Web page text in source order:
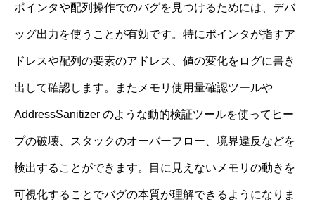
ポインタや配列操作でのバグを見つけるためには、デバ
ッグ出力を使うことが有効です。特にポインタが指すア
ドレスや配列の要素のアドレス、値の変化をログに書き
出して確認します。またメモリ使用量確認ツールや
AddressSanitizer のような動的検証ツールを使ってヒー
プの破壊、スタックのオーバーフロー、境界違反などを
検出することができます。目に見えないメモリの動きを
可視化することでバグの本質が理解できるようになりま